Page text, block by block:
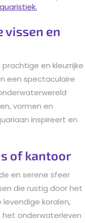
vissen en
en kleurrijke
een spectaculaire
vormen en
inspireert en
of kantoor
en serene sfeer
die rustig door het
koralen,
het onderwaterleven